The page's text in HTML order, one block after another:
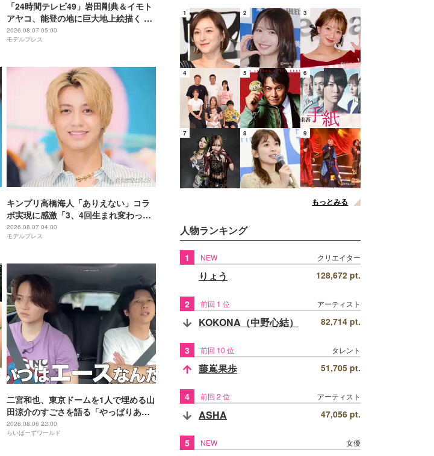
「24時間テレビ49」岩田剛典＆イモト
アヤコ、能登の地に巨大地上絵描く 完
成披露にはサプライズアーティストも
登場予定
2026.08.07 05:00
モデルプレス
キンプリ高橋海人「ありえない」コラ
ボ実現に感激「3、4回生まれ変わって
もできない」
2026.08.07 04:00
モデルプレス
二宮和也、東京ドームを1人で埋める山
田涼介のすごさを語る「やっぱりあい
つはエース」
2026.08.06 22:00
らいばーずワールド
1 2 3
4 5 6
7 8 9
もっとみる
人物ランキング
1 NEW クリエイター
りょう 128,672 pt.
2 前回 1 位 アーティスト
KOKONA（中野心結） 82,714 pt.
3 前回 10 位 タレント
藤嶌果歩 51,705 pt.
4 前回 2 位 アーティスト
ASHA 47,056 pt.
5 NEW 女優